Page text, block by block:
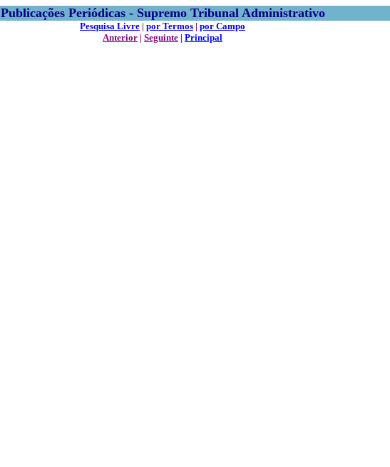
Publicações Periódicas - Supremo Tribunal Administrativo
Pesquisa Livre | por Termos | por Campo
Anterior | Seguinte | Principal